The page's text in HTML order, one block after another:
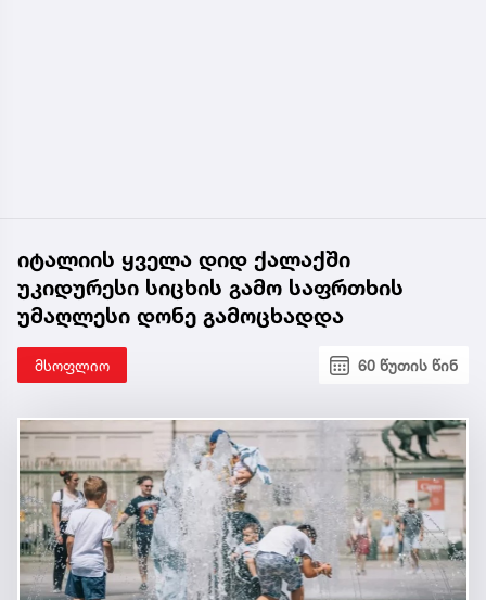
იტალიის ყველა დიდ ქალაქში
უკიდურესი სიცხის გამო საფრთხის
უმაღლესი დონე გამოცხადდა
მსოფლიო 60 წუთის წინ